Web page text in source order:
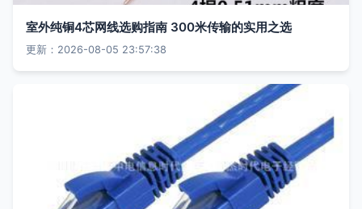
室外纯铜4芯网线选购指南 300米传输的实用之选
更新：2026-08-05 23:57:38